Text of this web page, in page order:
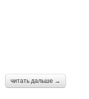
читать дальше →